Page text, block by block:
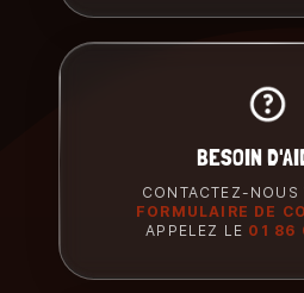
BESOIN
CONTACTEZ-NOUS
FORMULAIRE DE
APPELEZ LE 01 86